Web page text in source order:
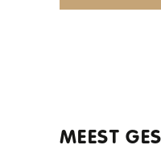
MEEST